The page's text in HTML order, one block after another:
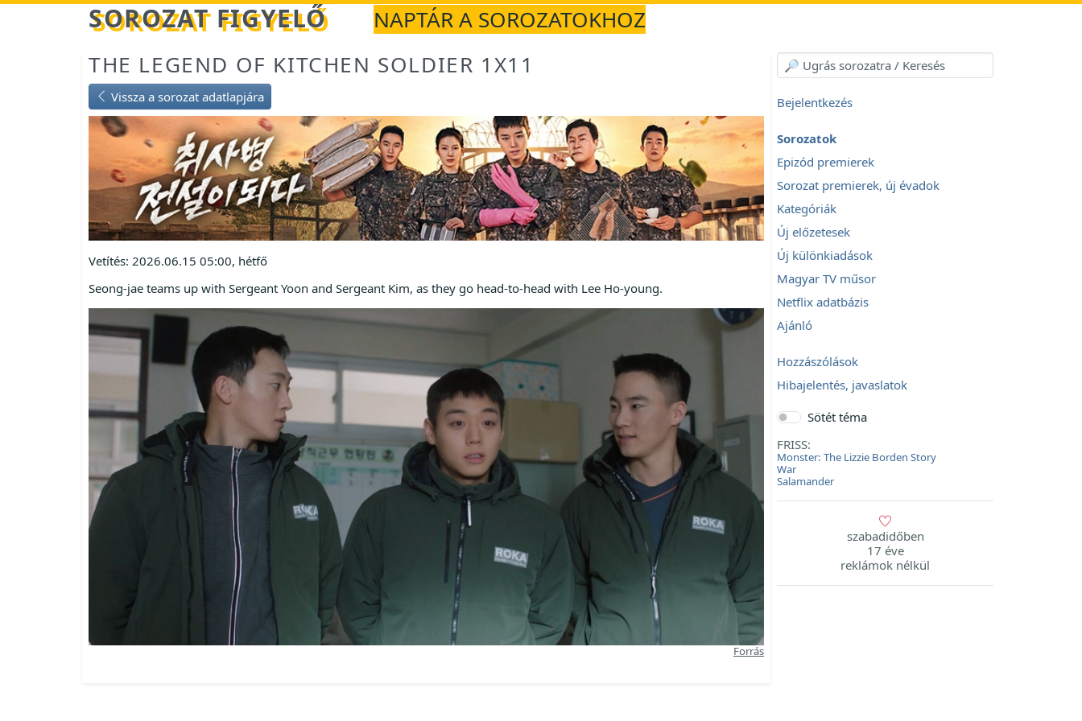
Betöltés... SOROZAT FIGYELŐ
NAPTÁR A SOROZATOKHOZ
THE LEGEND OF KITCHEN SOLDIER 1X11
Vissza a sorozat adatlapjára
Vetítés: 2026.06.15 05:00, hétfő
Seong-jae teams up with Sergeant Yoon and Sergeant Kim, as they go head-to-head with Lee Ho-young.
Forrás
Bejelentkezés
Sorozatok
Epizód premierek
Sorozat premierek, új évadok
Kategóriák
Új előzetesek
Új különkiadások
Magyar TV műsor
Netflix adatbázis
Ajánló
Hozzászólások
Hibajelentés, javaslatok
Sötét téma
FRISS:
Monster: The Lizzie Borden Story
War
Salamander
szabadidőben
17 éve
reklámok nélkül